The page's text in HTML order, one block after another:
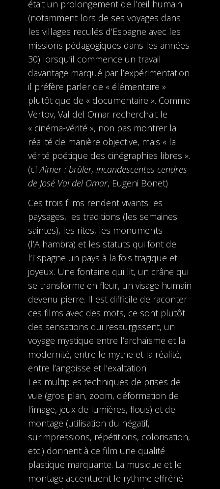
était un prolongement de l’œil humain
(notamment lors de ses voyages dans
les villages reculés d’Espagne avec les
missions pédagogiques dans les années
30) lorsqu’il commence un travail
davantage marqué par l’expérimentation
il préfère parler de « élémentaire »
plutôt que de « documentaire ». Comme
Vertov, Val del Omar recherchait le
« cinéma-vérité », non pas montrer la
réalité de manière objective, mais « la
vérité poétique des cinégraphies libres ».
(cfAimer : brûler, incandescentes cendres
de José Val del Omar, Eugeni Bonet)
Ces trois films rendent vivants les
paysages, les traditions (les semaines
saintes), les rites, les monuments
(l’Alhambra) et les statuts qui font de
l’Espagne un pays à la fois tragique et
joyeux. Une fontaine qui lit, un crâne qui
se transforme en fleur, un visage humain
devenu pierre. Il est difficile de raconter
ces films avec des mots, ce sont plutôt
des sensations qui ressurgissent, un
voyage mystique entre l’archaïsme et la
modernité, entre le mythe et la réalité,
entre l’angoisse et l’exaltation.
Les multiples techniques de prises de
vue (gros plan, zoom, déformation de
l’image, jeux de lumières, flous) et de
montage (utilisation du négatif,
surimpressions, répétitions, colorisation,
etc.) donnent à ce film une qualité
plastique marquante. La musique et le
montage accentuent le rythme effréné